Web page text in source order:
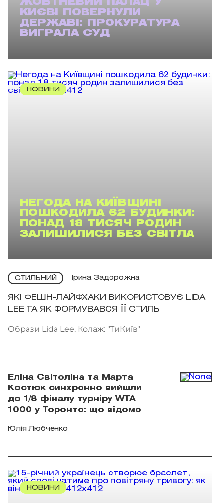
ЖОВТНЕВИЙ ПАЛАЦ У
КИЄВІ ПОВЕРНУЛИ
ДЕРЖАВІ: ПРОКУРАТУРА
ВИГРАЛА СУД
НОВИНИ
НЕГОДА НА КИЇВЩИНІ
ПОШКОДИЛА 62 БУДИНКИ:
ПОНАД 18 ТИСЯЧ РОДИН
ЗАЛИШИЛИСЯ БЕЗ СВІТЛА
СТИЛЬНИЙ Ірина Задорожна
ЯКІ ФЕШН-ЛАЙФХАКИ ВИКОРИСТОВУЄ LIDA
LEE ТА ЯК ФОРМУВАВСЯ ЇЇ СТИЛЬ
Образи Lida Lee. Колаж: "ТиКиїв"
Еліна Світоліна та Марта
Костюк синхронно вийшли
до 1/8 фіналу турніру WTA
1000 у Торонто: що відомо
Юлія Любченко
НОВИНИ